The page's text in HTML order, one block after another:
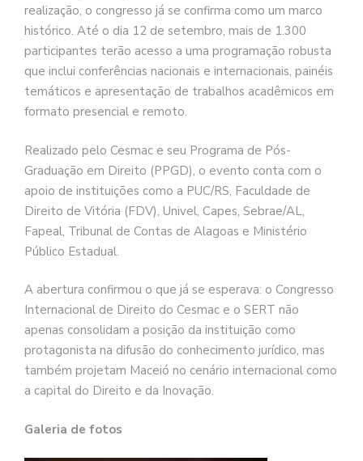
realização, o congresso já se confirma como um marco
histórico. Até o dia 12 de setembro, mais de 1.300
participantes terão acesso a uma programação robusta
que inclui conferências nacionais e internacionais, painéis
temáticos e apresentação de trabalhos acadêmicos em
formato presencial e remoto.
Realizado pelo Cesmac e seu Programa de Pós-
Graduação em Direito (PPGD), o evento conta com o
apoio de instituições como a PUC/RS, Faculdade de
Direito de Vitória (FDV), Univel, Capes, Sebrae/AL,
Fapeal, Tribunal de Contas de Alagoas e Ministério
Público Estadual.
A abertura confirmou o que já se esperava: o Congresso
Internacional de Direito do Cesmac e o SERT não
apenas consolidam a posição da instituição como
protagonista na difusão do conhecimento jurídico, mas
também projetam Maceió no cenário internacional como
a capital do Direito e da Inovação.
Galeria de fotos